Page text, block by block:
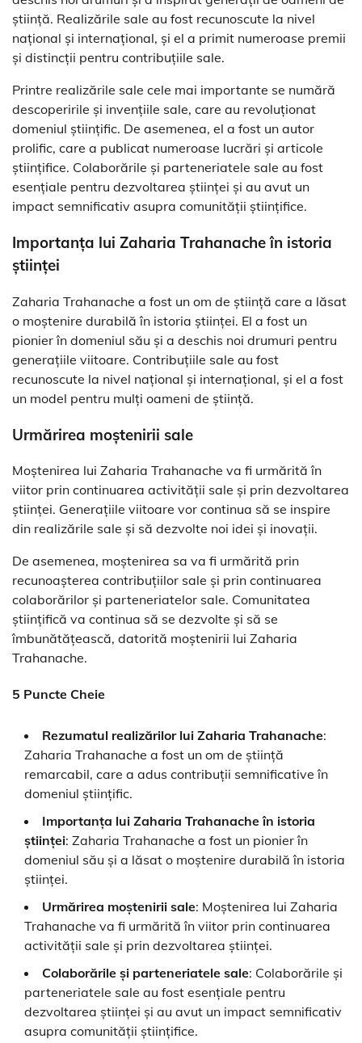
știință. Realizările sale au fost recunoscute la nivel
național și internațional, și el a primit numeroase premii
și distincții pentru contribuțiile sale.
Printre realizările sale cele mai importante se numără
descoperirile și invențiile sale, care au revoluționat
domeniul științific. De asemenea, el a fost un autor
prolific, care a publicat numeroase lucrări și articole
științifice. Colaborările și parteneriatele sale au fost
esențiale pentru dezvoltarea științei și au avut un
impact semnificativ asupra comunității științifice.
Importanța lui Zaharia Trahanache în istoria
științei
Zaharia Trahanache a fost un om de știință care a lăsat
o moștenire durabilă în istoria științei. El a fost un
pionier în domeniul său și a deschis noi drumuri pentru
generațiile viitoare. Contribuțiile sale au fost
recunoscute la nivel național și internațional, și el a fost
un model pentru mulți oameni de știință.
Urmărirea moștenirii sale
Moștenirea lui Zaharia Trahanache va fi urmărită în
viitor prin continuarea activității sale și prin dezvoltarea
științei. Generațiile viitoare vor continua să se inspire
din realizările sale și să dezvolte noi idei și inovații.
De asemenea, moștenirea sa va fi urmărită prin
recunoașterea contribuțiilor sale și prin continuarea
colaborărilor și parteneriatelor sale. Comunitatea
științifică va continua să se dezvolte și să se
îmbunătățească, datorită moștenirii lui Zaharia
Trahanache.
5 Puncte Cheie
Rezumatul realizărilor lui Zaharia Trahanache:
Zaharia Trahanache a fost un om de știință
remarcabil, care a adus contribuții semnificative în
domeniul științific.
Importanța lui Zaharia Trahanache în istoria
științei: Zaharia Trahanache a fost un pionier în
domeniul său și a lăsat o moștenire durabilă în istoria
științei.
Urmărirea moștenirii sale: Moștenirea lui Zaharia
Trahanache va fi urmărită în viitor prin continuarea
activității sale și prin dezvoltarea științei.
Colaborările și parteneriatele sale: Colaborările și
parteneriatele sale au fost esențiale pentru
dezvoltarea științei și au avut un impact semnificativ
asupra comunității științifice.